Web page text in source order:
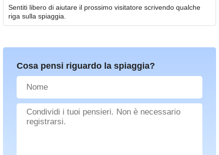
Sentiti libero di aiutare il prossimo visitatore scrivendo qualche
riga sulla spiaggia.
Cosa pensi riguardo la spiaggia?